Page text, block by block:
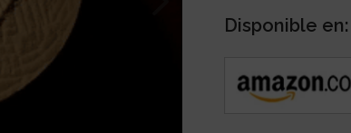
Disponible en: